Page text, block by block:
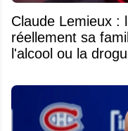
Claude Lemieux :
réellement sa
l'alcool ou la